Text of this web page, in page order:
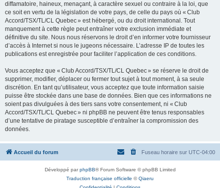
diffamatoire, haineux, menaçant, à caractère sexuel ou contraire à la loi, que
ce soit en vertu de la législation de votre pays, de celle du pays où « Club
Accord/TSX/TL/CL Quebec » est hébergé, ou du droit international. Tout
manquement à cette règle peut entraîner votre exclusion immédiate et
définitive du site. Nous nous réservons le droit d’en informer votre fournisseur
d’accès à Internet si nous le jugeons nécessaire. L’adresse IP de toutes les
publications est enregistrée pour faciliter l’application de ces conditions.
Vous acceptez que « Club Accord/TSX/TL/CL Quebec » se réserve le droit de
supprimer, modifier, déplacer ou fermer tout sujet à tout moment, à sa seule
discrétion. En tant qu’utilisateur, vous acceptez que toute information saisie
puisse être stockée dans une base de données. Bien que ces informations ne
soient pas divulguées à des tiers sans votre consentement, ni « Club
Accord/TSX/TL/CL Quebec » ni phpBB ne peuvent être tenus responsables
d’une tentative de piratage susceptible d’entraîner la compromission des
données.
Accueil du forum Fuseau horaire sur UTC-04:00
Développé parphpBB® Forum Software © phpBB Limited
Traduction française officielle ©Qiaeru